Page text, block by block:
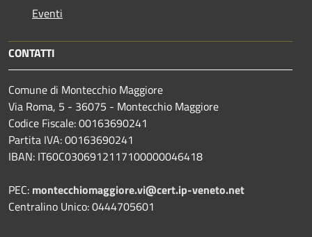
Eventi
CONTATTI
Comune di Montecchio Maggiore
Via Roma, 5 - 36075 - Montecchio Maggiore
Codice Fiscale: 00163690241
Partita IVA: 00163690241
IBAN: IT60C0306912117100000046418
PEC: montecchiomaggiore.vi@cert.ip-veneto.net
Centralino Unico: 0444705601